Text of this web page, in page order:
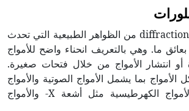
تُعدّ ظاهرة الانعراج diffraction من الظواهر الطبيعية التي تحدث
ما. وهي بالتعريف انحناء واضح للأمواج
انتشار الأمواج من خلال فتحات صغيرة.
الأمواج بما يشمل الأمواج الصوتية والأمواج
الضوئية المرئية والأمواج الكهرطيسية مثل أشعة X- والأمواج